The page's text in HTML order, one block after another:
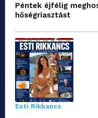
Péntek éjfélig
hőségriasztást
Esti Rikkancs